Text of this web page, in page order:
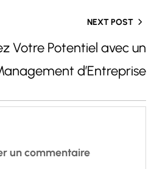
NEXT POST
Votre Potentiel avec un
d’Entreprise
un commentaire